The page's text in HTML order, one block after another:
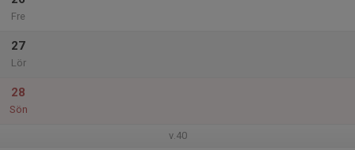
Fre
27
Lör
28
Sön
v.40